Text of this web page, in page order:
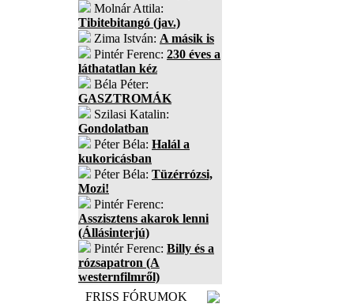
Molnár Attila:
Tibitebitangó (jav.)
Zima István: A másik is
Pintér Ferenc: 230 éves a
láthatatlan kéz
Béla Péter:
GASZTROMÁK
Szilasi Katalin:
Gondolatban
Péter Béla: Halál a
kukoricásban
Péter Béla: Tüzérrózsi,
Mozi!
Pintér Ferenc:
Asszisztens akarok lenni
(Állásinterjú)
Pintér Ferenc: Billy és a
rózsapatron (A
westernfilmről)
FRISS FÓRUMOK